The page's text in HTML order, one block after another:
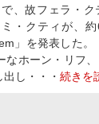
で、故フェラ・ク
ミ・クティが、
」を発表した
なホーン・リフ
し・・・ 続きを